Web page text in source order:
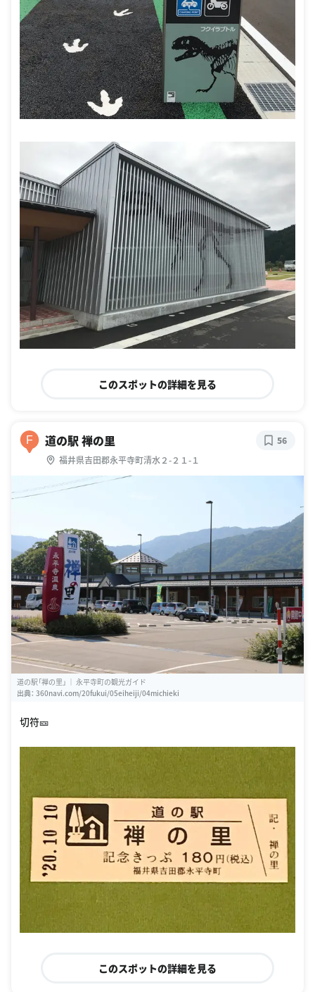
このスポットの詳細を見る
F 道の駅 禅の里
福井県吉田郡永平寺町清水２-２１-１
56
道の駅「禅の里」 ｜ 永平寺町の観光ガイド
出典： 360navi.com/20fukui/05eiheiji/04michieki
切符🎫
このスポットの詳細を見る